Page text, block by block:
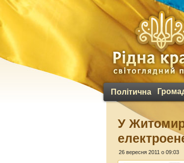
Політична
У
26 вересня 2011 о 09:03